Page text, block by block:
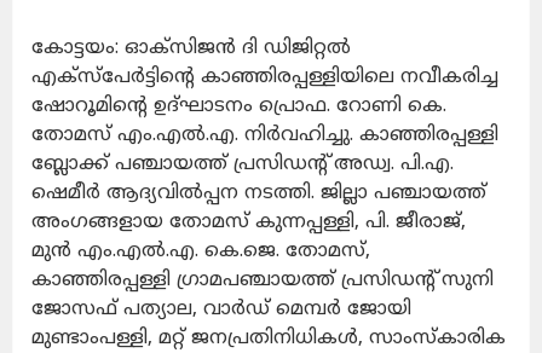
കോട്ടയം: ഓക്സിജന്‍ ദി ഡിജിറ്റല്‍
എക്സ്പേര്‍ട്ടിന്റെ കാഞ്ഞിരപ്പള്ളിയിലെ നവീകരിച്ച
ഷോറൂമിന്റെ ഉദ്ഘാടനം പ്രൊഫ. റോണി കെ.
തോമസ് എം.എല്‍.എ. നിര്‍വഹിച്ചു. കാഞ്ഞിരപ്പള്ളി
ബ്ലോക്ക് പഞ്ചായത്ത് പ്രസിഡന്റ് അഡ്വ. പി.എ.
ഷെമീര്‍ ആദ്യവില്‍പ്പന നടത്തി. ജില്ലാ പഞ്ചായത്ത്
അംഗങ്ങളായ തോമസ് കുന്നപ്പള്ളി, പി. ജീരാജ്,
മുന്‍ എം.എല്‍.എ. കെ.ജെ. തോമസ്,
കാഞ്ഞിരപ്പള്ളി ഗ്രാമപഞ്ചായത്ത് പ്രസിഡന്റ് സുനി
ജോസഫ് പത്യാല, വാര്‍ഡ് മെമ്പര്‍ ജോയി
മുണ്ടാംപള്ളി, മറ്റ് ജനപ്രതിനിധികൾ, സാംസ്‌കാരിക